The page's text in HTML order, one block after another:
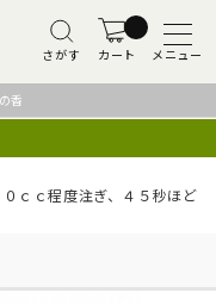
さがす カート メニュー
香
ｃｃ程度注ぎ、４５秒ほど